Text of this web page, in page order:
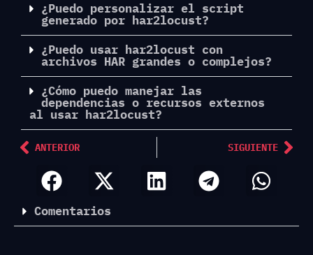
¿Puedo personalizar el script
generado por har2locust?
¿Puedo usar har2locust con
archivos HAR grandes o complejos?
¿Cómo puedo manejar las
dependencias o recursos externos
al usar har2locust?
ANTERIOR SIGUIENTE
Comentarios